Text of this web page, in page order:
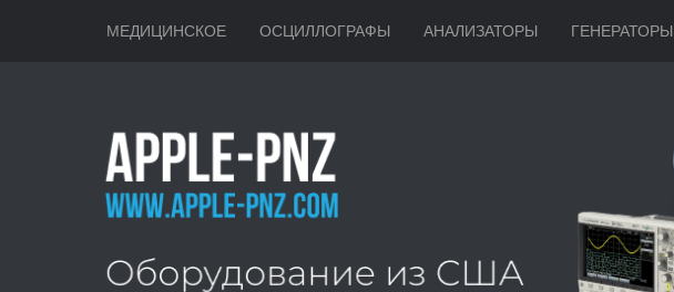
МЕДИЦИНСКОЕ ОСЦИЛЛОГРАФЫ АНАЛИЗАТОРЫ ГЕНЕРАТОРЫ